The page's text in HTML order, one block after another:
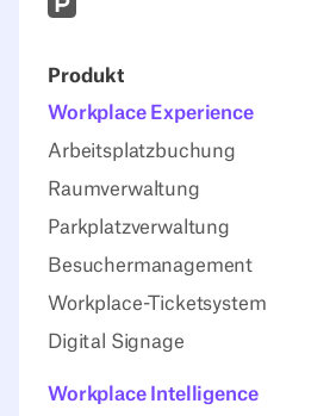
Produkt
Workplace Experience
Arbeitsplatzbuchung
Raumverwaltung
Parkplatzverwaltung
Besuchermanagement
Workplace-Ticketsystem
Digital Signage
Workplace Intelligence